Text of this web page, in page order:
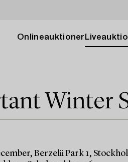
Onlineauktioner
Winter
Berzelii Park 1,